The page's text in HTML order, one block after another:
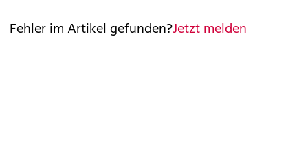
Fehler im Artikel gefunden?Jetzt melden